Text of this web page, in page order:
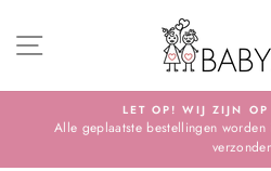
SITE NAVIGATION
LET OP! WIJ ZIJN OP
Alle geplaatste bestellingen worden